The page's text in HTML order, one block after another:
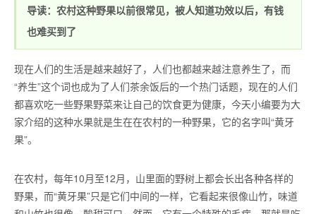
导读：农村这种野果以前很常见，被人知道功效以后，有钱
也难买到了
现在人们的生活是越来越好了，人们也都越来越注意养生了，而
“养生”这个词也成为了人们茶余饭后的一个热门话题，现在的人们
都喜欢吃一些野果野菜来让自己的饮食更为健康，今天小编要为大
家介绍的这种水果就是生在在农村的一种野果，它的名字叫“黄牙
果”。
在农村，每年10月至12月，山里面的野树上都会长出各种各样的
野果，而“黄牙果”只是它们中间的一样，它看起来很像山竹，味道